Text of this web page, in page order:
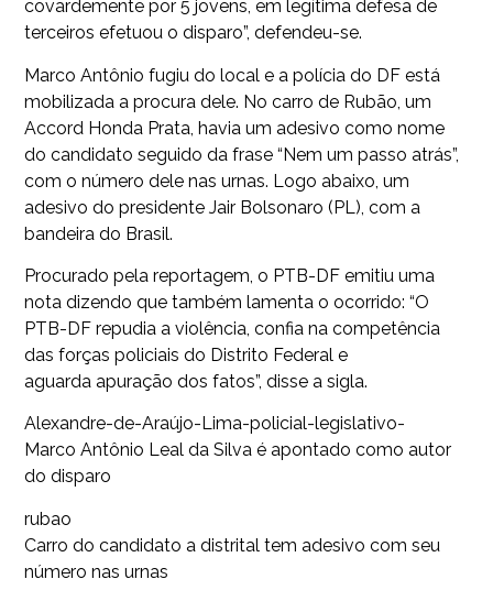
covardemente por 5 jovens, em legítima defesa de
terceiros efetuou o disparo”, defendeu-se.
Marco Antônio fugiu do local e a polícia do DF está
mobilizada a procura dele. No carro de Rubão, um
Accord Honda Prata, havia um adesivo como nome
do candidato seguido da frase “Nem um passo atrás”,
com o número dele nas urnas. Logo abaixo, um
adesivo do presidente Jair Bolsonaro (PL), com a
bandeira do Brasil.
Procurado pela reportagem, o PTB-DF emitiu uma
nota dizendo que também lamenta o ocorrido: “O
PTB-DF repudia a violência, confia na competência
das forças policiais do Distrito Federal e
aguarda apuração dos fatos”, disse a sigla.
Alexandre-de-Araújo-Lima-policial-legislativo-
Marco Antônio Leal da Silva é apontado como autor
do disparo
rubao
Carro do candidato a distrital tem adesivo com seu
número nas urnas